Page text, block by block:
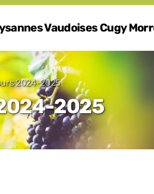
Vaudoises Cugy
2024-2025
2025